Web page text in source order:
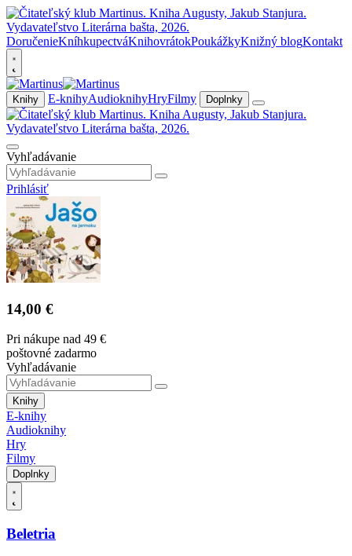
DoručenieKníhkupectváKnihovrátokPoukážkyKnižný blogKontakt
Knihy E-knihyAudioknihyHryFilmy Doplnky
Vyhľadávanie
Prihlásiť
14,00 €
Pri nákupe nad 49 €
poštovné zadarmo
Vyhľadávanie
Knihy
E-knihy
Audioknihy
Hry
Filmy
Doplnky
Beletria